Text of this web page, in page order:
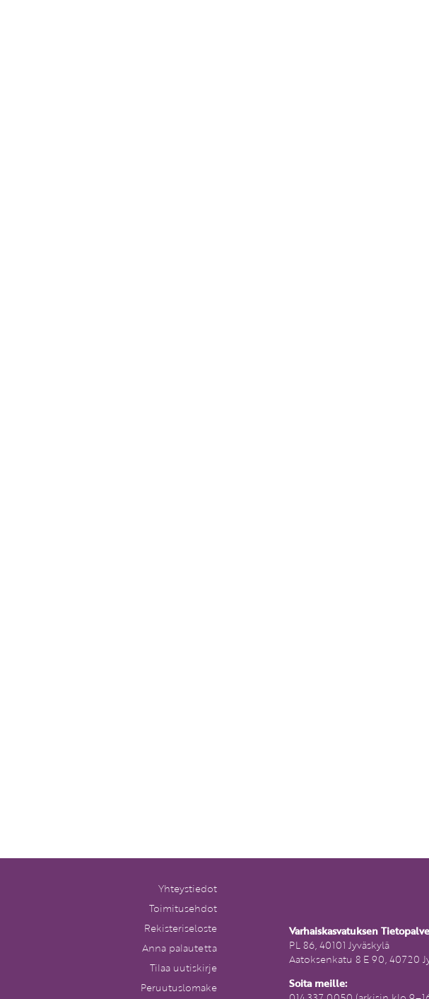
Yhteystiedot
Toimitusehdot
Rekisteriseloste
Anna palautetta
Tilaa uutiskirje
Peruutuslomake
Varhaiskasvatuksen
PL 86, 40101 Jyväskylä
Aatoksenkatu 8 E 90, 40720
Soita meille: